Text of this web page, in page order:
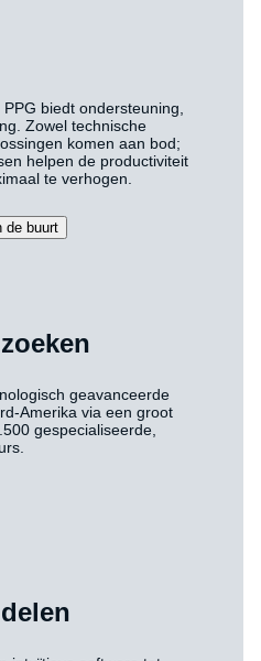
biedt ondersteuning,
Zowel technische
komen aan bod;
helpen de productiviteit
te verhogen.
de buurt
geavanceerde
Amerika via een groot
gespecialiseerde,